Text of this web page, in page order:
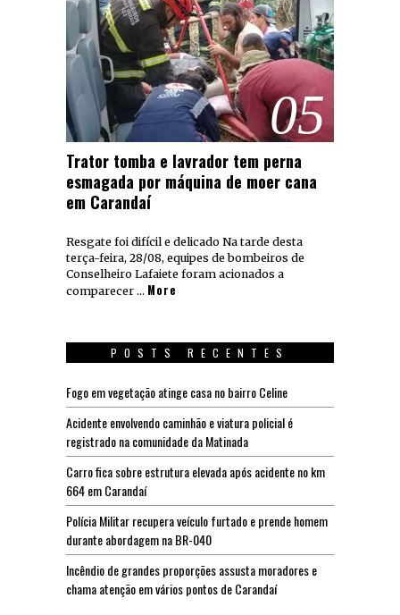
05
Trator tomba e lavrador tem perna
esmagada por máquina de moer cana
em Carandaí
Resgate foi difícil e delicado Na tarde desta
terça-feira, 28/08, equipes de bombeiros de
Conselheiro Lafaiete foram acionados a
comparecer … More
POSTS RECENTES
Fogo em vegetação atinge casa no bairro Celine
Acidente envolvendo caminhão e viatura policial é
registrado na comunidade da Matinada
Carro fica sobre estrutura elevada após acidente no km
664 em Carandaí
Polícia Militar recupera veículo furtado e prende homem
durante abordagem na BR-040
Incêndio de grandes proporções assusta moradores e
chama atenção em vários pontos de Carandaí